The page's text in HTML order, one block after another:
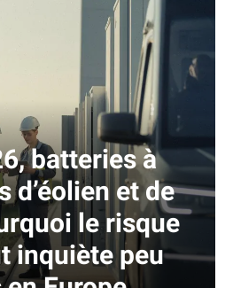
batteries à
d’éolien et de
le risque
inquiète peu